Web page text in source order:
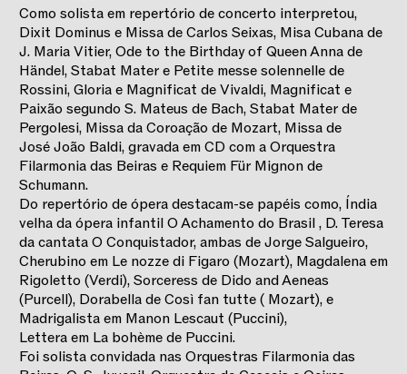
Como solista em repertório de concerto interpretou,
Dixit Dominus e Missa de Carlos Seixas, Misa Cubana de
J. Maria Vitier, Ode to the Birthday of Queen Anna de
Händel, Stabat Mater e Petite messe solennelle de
Rossini, Gloria e Magnificat de Vivaldi, Magnificat e
Paixão segundo S. Mateus de Bach, Stabat Mater de
Pergolesi, Missa da Coroação de Mozart, Missa de
José João Baldi, gravada em CD com a Orquestra
Filarmonia das Beiras e Requiem Für Mignon de
Schumann.
Do repertório de ópera destacam-se papéis como, Índia
velha da ópera infantil O Achamento do Brasil , D. Teresa
da cantata O Conquistador, ambas de Jorge Salgueiro,
Cherubino em Le nozze di Figaro (Mozart), Magdalena em
Rigoletto (Verdi), Sorceress de Dido and Aeneas
(Purcell), Dorabella de Così fan tutte ( Mozart), e
Madrigalista em Manon Lescaut (Puccini),
Lettera em La bohème de Puccini.
Foi solista convidada nas Orquestras Filarmonia das